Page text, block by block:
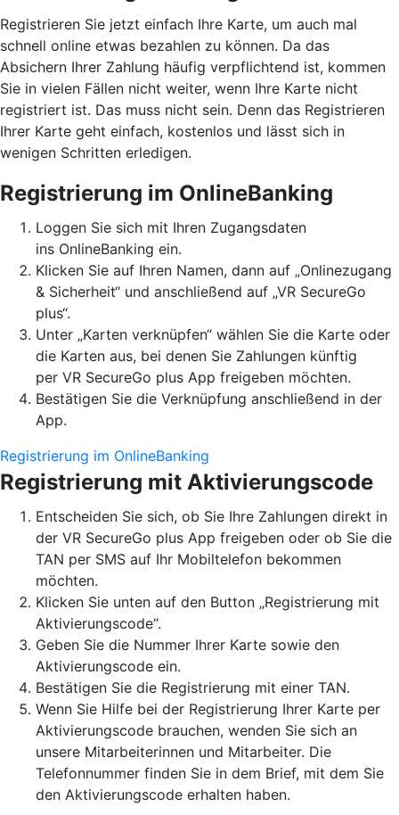
Registrieren Sie jetzt einfach Ihre Karte, um auch mal
schnell online etwas bezahlen zu können. Da das
Absichern Ihrer Zahlung häufig verpflichtend ist, kommen
Sie in vielen Fällen nicht weiter, wenn Ihre Karte nicht
registriert ist. Das muss nicht sein. Denn das Registrieren
Ihrer Karte geht einfach, kostenlos und lässt sich in
wenigen Schritten erledigen.
Registrierung im OnlineBanking
Loggen Sie sich mit Ihren Zugangsdaten
ins OnlineBanking ein.
Klicken Sie auf Ihren Namen, dann auf „Onlinezugang
& Sicherheit“ und anschließend auf „VR SecureGo
plus“.
Unter „Karten verknüpfen“ wählen Sie die Karte oder
die Karten aus, bei denen Sie Zahlungen künftig
per VR SecureGo plus App freigeben möchten.
Bestätigen Sie die Verknüpfung anschließend in der
App.
Registrierung im OnlineBanking
Registrierung mit Aktivierungscode
Entscheiden Sie sich, ob Sie Ihre Zahlungen direkt in
der VR SecureGo plus App freigeben oder ob Sie die
TAN per SMS auf Ihr Mobiltelefon bekommen
möchten.
Klicken Sie unten auf den Button „Registrierung mit
Aktivierungscode“.
Geben Sie die Nummer Ihrer Karte sowie den
Aktivierungscode ein.
Bestätigen Sie die Registrierung mit einer TAN.
Wenn Sie Hilfe bei der Registrierung Ihrer Karte per
Aktivierungscode brauchen, wenden Sie sich an
unsere Mitarbeiterinnen und Mitarbeiter. Die
Telefonnummer finden Sie in dem Brief, mit dem Sie
den Aktivierungscode erhalten haben.